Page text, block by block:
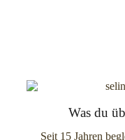
Was du
Seit 15 Jahren